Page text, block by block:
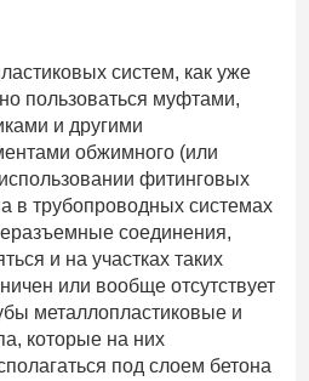
систем, как уже
пользоваться муфтами,
и другими
обжимного (или
фитинговых
в трубопроводных системах
соединения,
и на участках таких
или вообще отсутствует
металлопластиковые и
которые на них
под слоем бетона